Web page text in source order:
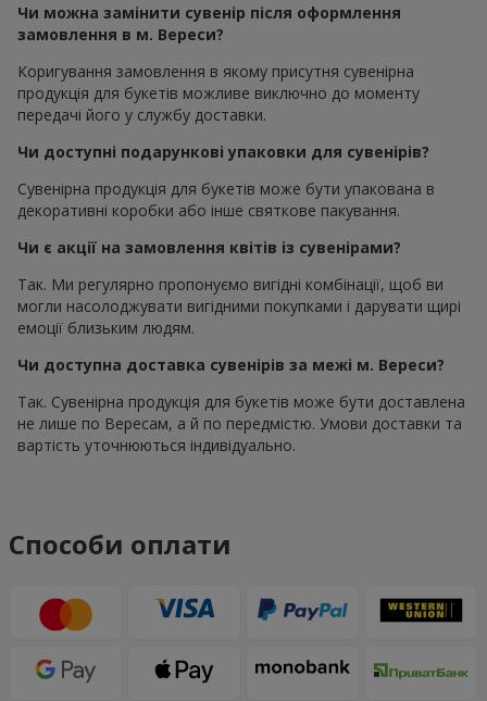
Чи можна замінити сувенір після оформлення
замовлення в м. Вереси?
Коригування замовлення в якому присутня сувенірна
продукція для букетів можливе виключно до моменту
передачі його у службу доставки.
Чи доступні подарункові упаковки для сувенірів?
Сувенірна продукція для букетів може бути упакована в
декоративні коробки або інше святкове пакування.
Чи є акції на замовлення квітів із сувенірами?
Так. Ми регулярно пропонуємо вигідні комбінації, щоб ви
могли насолоджувати вигідними покупками і дарувати щирі
емоції близьким людям.
Чи доступна доставка сувенірів за межі м. Вереси?
Так. Сувенірна продукція для букетів може бути доставлена
не лише по Вересам, а й по передмістю. Умови доставки та
вартість уточнюються індивідуально.
Способи оплати